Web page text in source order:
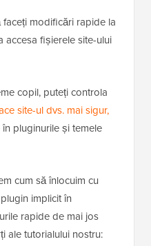
modificări rapide la
accesa fișierele site-ului
copil, puteți controla
site-ul dvs. mai sigur,
pluginurile și temele
cum să înlocuim cu
implicit în
rapide de mai jos
ale tutorialului nostru: